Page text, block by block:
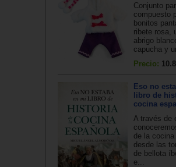
Conjunto
compuesto
bonitos
ribete rosa,
abrigo
capucha y
Precio:
Eso no
libro de
cocina
A través de
de la
desde las
de bellota
e...